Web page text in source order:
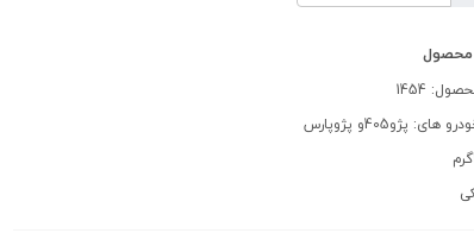
محصول
1454
پژو405و پژوپارس